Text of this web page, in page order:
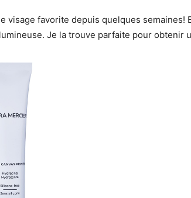
visage favorite depuis quelques semaines!
Je la trouve parfaite pour obtenir